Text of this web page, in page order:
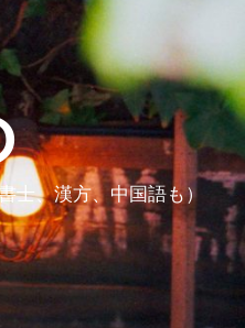
士、漢方、中国語も）